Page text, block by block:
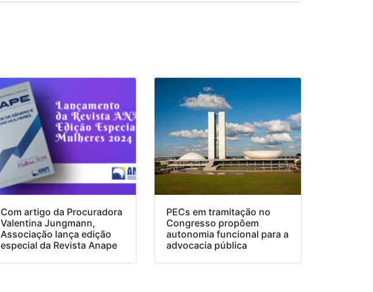
Com artigo da Procuradora
Valentina Jungmann,
Associação lança edição
especial da Revista Anape
PECs em tramitação no
Congresso propõem
autonomia funcional para a
advocacia pública